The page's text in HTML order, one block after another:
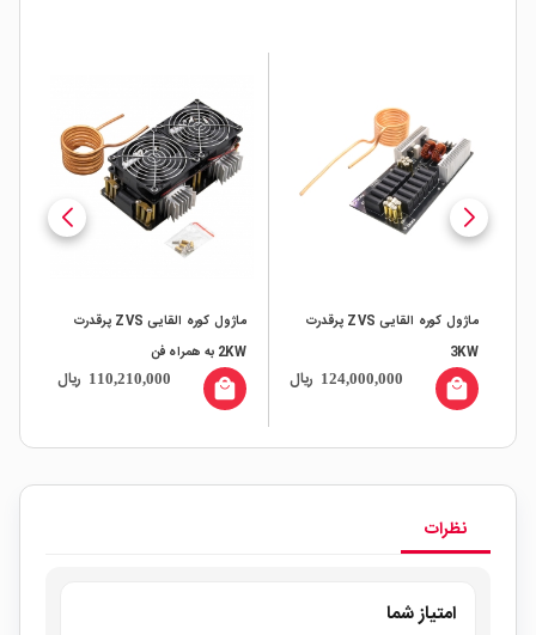
ماژول کوره القایی ZVS پرقدرت
3KW
124,000,000 ریال local_mall
ماژول کوره القایی ZVS پرقدرت
2KW به همراه فن
110,210,000 ریال local_mall
نظرات
امتیاز شما